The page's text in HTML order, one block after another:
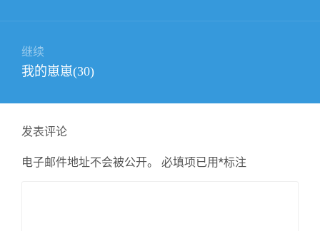
章：
继续
下
文
章：
我的崽崽(30)
发表评论
电子邮件地址不会被公开。 必填项已用*标注